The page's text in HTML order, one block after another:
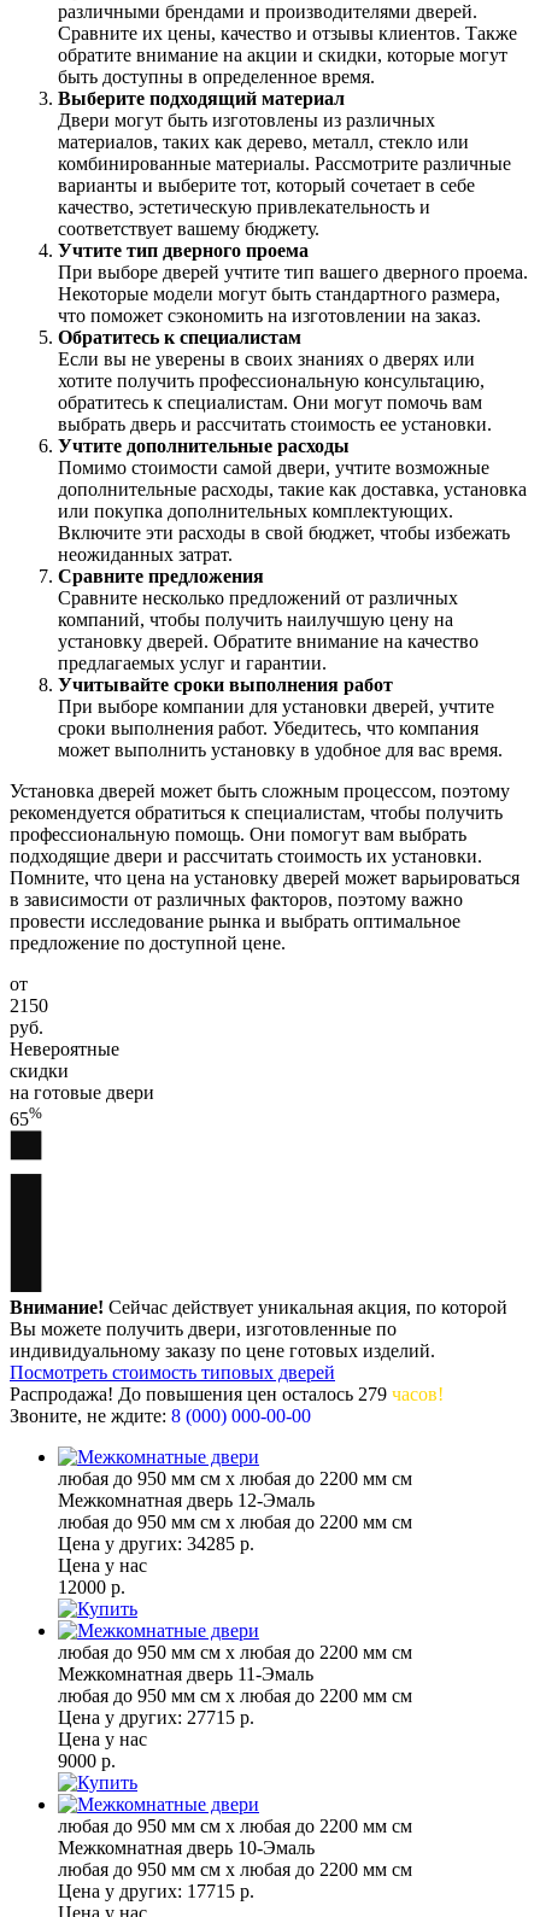
различными брендами и производителями дверей.
Сравните их цены, качество и отзывы клиентов. Также
обратите внимание на акции и скидки, которые могут
быть доступны в определенное время.
Выберите подходящий материал
Двери могут быть изготовлены из различных
материалов, таких как дерево, металл, стекло или
комбинированные материалы. Рассмотрите различные
варианты и выберите тот, который сочетает в себе
качество, эстетическую привлекательность и
соответствует вашему бюджету.
Учтите тип дверного проема
При выборе дверей учтите тип вашего дверного проема.
Некоторые модели могут быть стандартного размера,
что поможет сэкономить на изготовлении на заказ.
Обратитесь к специалистам
Если вы не уверены в своих знаниях о дверях или
хотите получить профессиональную консультацию,
обратитесь к специалистам. Они могут помочь вам
выбрать дверь и рассчитать стоимость ее установки.
Учтите дополнительные расходы
Помимо стоимости самой двери, учтите возможные
дополнительные расходы, такие как доставка, установка
или покупка дополнительных комплектующих.
Включите эти расходы в свой бюджет, чтобы избежать
неожиданных затрат.
Сравните предложения
Сравните несколько предложений от различных
компаний, чтобы получить наилучшую цену на
установку дверей. Обратите внимание на качество
предлагаемых услуг и гарантии.
Учитывайте сроки выполнения работ
При выборе компании для установки дверей, учтите
сроки выполнения работ. Убедитесь, что компания
может выполнить установку в удобное для вас время.
Установка дверей может быть сложным процессом, поэтому
рекомендуется обратиться к специалистам, чтобы получить
профессиональную помощь. Они помогут вам выбрать
подходящие двери и рассчитать стоимость их установки.
Помните, что цена на установку дверей может варьироваться
в зависимости от различных факторов, поэтому важно
провести исследование рынка и выбрать оптимальное
предложение по доступной цене.
от
2150
руб.
Невероятные
скидки
на готовые двери
65%
Внимание! Сейчас действует уникальная акция, по которой
Вы можете получить двери, изготовленные по
индивидуальному заказу по цене готовых изделий.
Посмотреть стоимость типовых дверей
Распродажа! До повышения цен осталось 279 часов!
Звоните, не ждите: 8 (000) 000-00-00
любая до 950 мм см x любая до 2200 мм см
Межкомнатная дверь 12-Эмаль
любая до 950 мм см x любая до 2200 мм см
Цена у других: 34285 р.
Цена у нас
12000 р.
любая до 950 мм см x любая до 2200 мм см
Межкомнатная дверь 11-Эмаль
любая до 950 мм см x любая до 2200 мм см
Цена у других: 27715 р.
Цена у нас
9000 р.
любая до 950 мм см x любая до 2200 мм см
Межкомнатная дверь 10-Эмаль
любая до 950 мм см x любая до 2200 мм см
Цена у других: 17715 р.